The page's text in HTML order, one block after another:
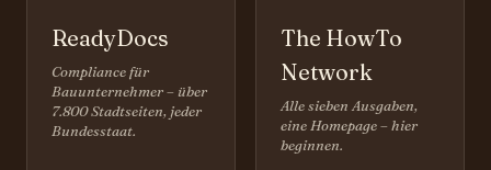
ReadyDocs
Compliance für
Bauunternehmer – über
7.800 Stadtseiten, jeder
Bundesstaat.
The HowTo
Network
Alle sieben Ausgaben,
eine Homepage – hier
beginnen.